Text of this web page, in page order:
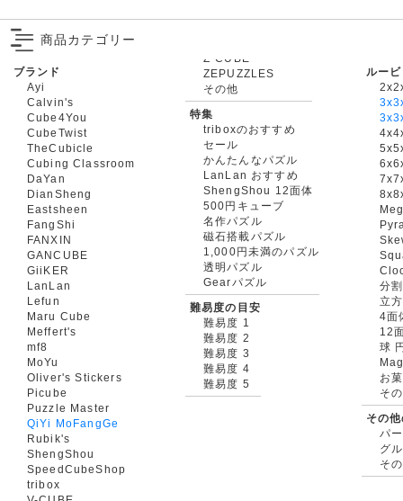
商品カテゴリー
ブランド
Ayi
Calvin's
Cube4You
CubeTwist
TheCubicle
Cubing Classroom
DaYan
DianSheng
Eastsheen
FangShi
FANXIN
GANCUBE
GiiKER
LanLan
Lefun
Maru Cube
Meffert's
mf8
MoYu
Oliver's Stickers
Picube
Puzzle Master
QiYi MoFangGe
Rubik's
ShengShou
SpeedCubeShop
tribox
ZEPUZZLES
その他
特集
triboxのおすすめ
セール
かんたんなパズル
LanLan おすすめ
ShengShou 12面体
500円キューブ
名作パズル
磁石搭載パズル
1,000円未満のパズル
透明パズル
Gearパズル
難易度の目安
難易度 1
難易度 2
難易度 3
難易度 4
難易度 5
ルー
分
立
4面
12
球
お
そ
その
パ
グ
そ